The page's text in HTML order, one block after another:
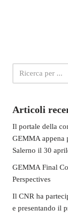
Articoli
Il portale della
GEMMA appena
Salerno il 30
GEMMA Final
Perspectives
Il CNR ha
e presentando il